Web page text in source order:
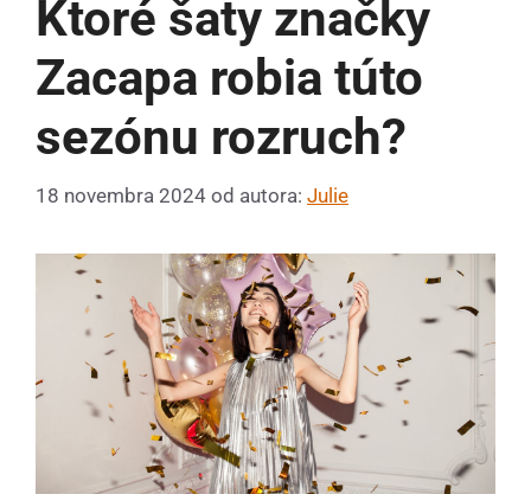
Ktoré šaty značky
Zacapa robia túto
sezónu rozruch?
18 novembra 2024 od autora: Julie